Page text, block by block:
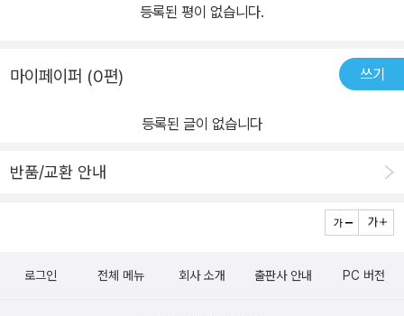
등록된 평이 없습니다.
마이페이퍼 (0편) 쓰기
등록된 글이 없습니다
반품/교환 안내
로그인 전체 메뉴 회사 소개 출판사 안내 PC 버전